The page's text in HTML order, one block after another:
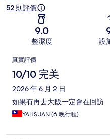
52 則評價
9.0
整潔度 設
評
價
真實評價
10/10 完美
2026 年 6 月 2 日
如果有再去大阪一定會在回訪
YAHSUAN (6 晚行程)